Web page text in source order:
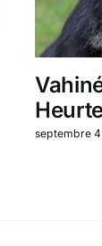
septembre